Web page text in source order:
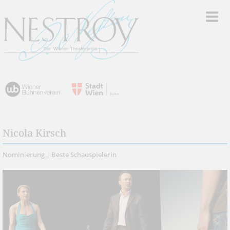
Nicola Kirsch
Nominierung | Beste Schauspielerin